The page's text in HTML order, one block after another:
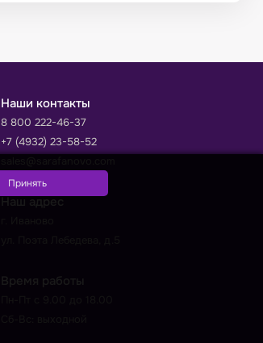
Наши контакты
8 800 222-46-37
+7 (4932) 23-58-52
Наш адрес
Время работы